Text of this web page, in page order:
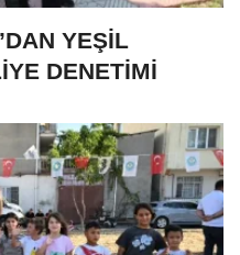
YEŞİL
DENETİMİ